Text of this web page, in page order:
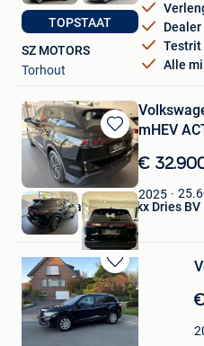
TOPSTAAT
Testrit
Alle
SZ MOTORS
Torhout
Bewaren
in
Mijn
Favorieten
mHEV
€
2025
Garage Pattyn - Arickx Dries BV
Izegem
Bewaren
in
Mijn
Favorieten